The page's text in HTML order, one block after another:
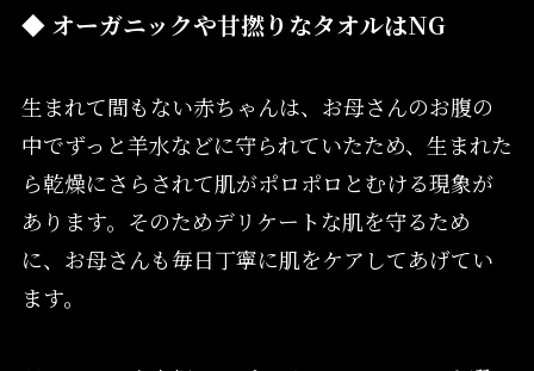
◆ オーガニックや甘撚りなタオルはNG
生まれて間もない赤ちゃんは、お母さんのお腹の
中でずっと羊水などに守られていたため、生まれた
ら乾燥にさらされて肌がポロポロとむける現象が
あります。そのためデリケートな肌を守るため
に、お母さんも毎日丁寧に肌をケアしてあげてい
ます。